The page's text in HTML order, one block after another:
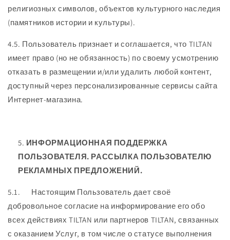
религиозных символов, объектов культурного наследия
(памятников истории и культуры).
4.5. Пользователь признает и соглашается, что TILTAN
имеет право (но не обязанность) по своему усмотрению
отказать в размещении и/или удалить любой контент,
доступный через персонализированные сервисы сайта
Интернет-магазина.
ИНФОРМАЦИОННАЯ ПОДДЕРЖКА
ПОЛЬЗОВАТЕЛЯ. РАССЫЛКА ПОЛЬЗОВАТЕЛЮ
РЕКЛАМНЫХ ПРЕДЛОЖЕНИЙ.
5.1. Настоящим Пользователь дает своё
добровольное согласие на информирование его обо
всех действиях TILTAN или партнеров TILTAN, связанных
с оказанием Услуг, в том числе о статусе выполнения